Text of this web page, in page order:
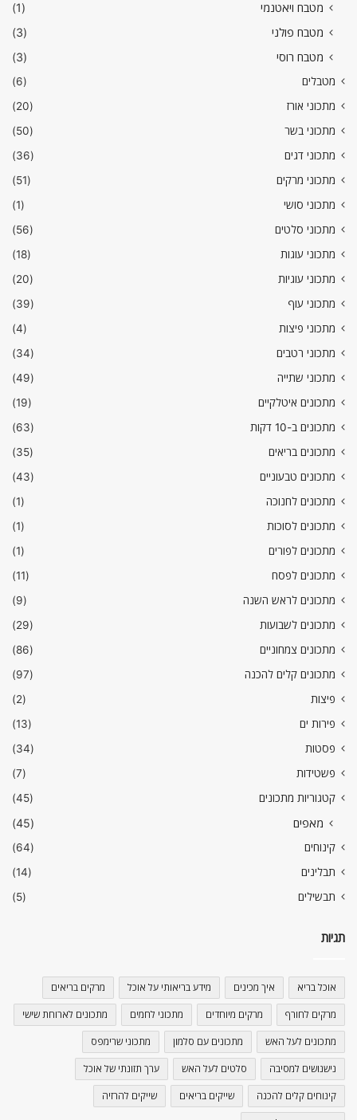
מטבח ויאטנמי
(1)
מטבח פולני
(3)
מטבח רוסי
(3)
מטבלים
(6)
מתכוני אורז
(20)
מתכוני בשר
(50)
מתכוני דגים
(36)
מתכוני מרקים
(51)
מתכוני סושי
(1)
מתכוני סלטים
(56)
מתכוני עוגות
(18)
מתכוני עוגיות
(20)
מתכוני עוף
(39)
מתכוני פיצות
(4)
מתכוני רטבים
(34)
מתכוני שתייה
(49)
מתכונים איטלקיים
(19)
מתכונים ב-10 דקות
(63)
מתכונים בריאים
(35)
מתכונים טבעוניים
(43)
מתכונים לחנוכה
(1)
מתכונים לסוכות
(1)
מתכונים לפורים
(1)
מתכונים לפסח
(11)
מתכונים לראש השנה
(9)
מתכונים לשבועות
(29)
מתכונים צמחוניים
(86)
מתכונים קלים להכנה
(97)
פיצות
(2)
פירות ים
(13)
פסטות
(34)
פשטידות
(7)
קטגוריות מתכונים
(45)
מאפים (45)
קינוחים
(64)
תבלינים
(14)
תבשילים
(5)
תגיות
אוכל בריא איך מכינים מידע בריאותי על אוכל מרקים בריאים
מרקים לחורף מרקים מיוחדים מתכוני לחמים מתכונים לארוחת שישי
מתכונים לעל האש מתכונים עם סלמון מתכוני שרימפס
נישנושים למסיבה סלטים לעל האש ערך תזונתי של אוכל
קינוחים קלים להכנה שייקים בריאים שייקים להרזיה